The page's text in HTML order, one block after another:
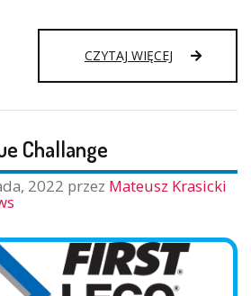
CZYTAJ WIĘCEJ CODEWEEK
Challange
2022 przez Mateusz Krasicki